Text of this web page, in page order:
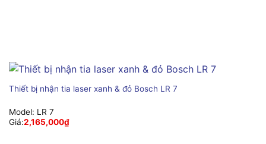
Thiết bị nhận tia laser xanh & đỏ Bosch LR 7
Model: LR 7
Giá:2,165,000₫